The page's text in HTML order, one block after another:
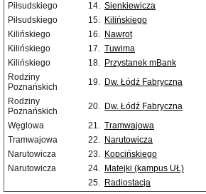
Piłsudskiego
14. Sienkiewicza
Piłsudskiego
15. Kilińskiego
Kilińskiego
16. Nawrot
Kilińskiego
17. Tuwima
Kilińskiego
18. Przystanek mBank
Rodziny
Poznańskich
19. Dw. Łódź Fabryczna
Rodziny
Poznańskich
20. Dw. Łódź Fabryczna
Węglowa 21. Tramwajowa
Tramwajowa
22. Narutowicza
Narutowicza
23. Kopcińskiego
Narutowicza
24. Matejki (kampus UŁ)
25. Radiostacja